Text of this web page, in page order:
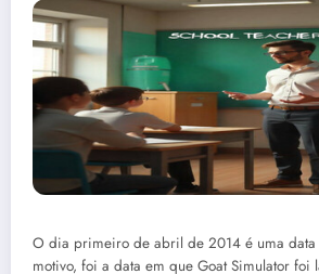
O dia primeiro de abril de 2014 é uma
motivo, foi a data em que Goat Simulator foi